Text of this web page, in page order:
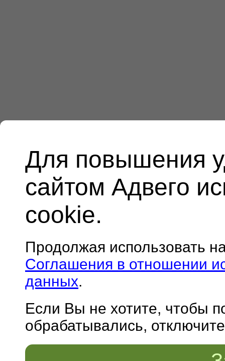
Для повышения
сайтом Адвего
cookie.
Продолжая использовать
Соглашения в отношении
данных.
Если Вы не хотите, чтобы
обрабатывались,